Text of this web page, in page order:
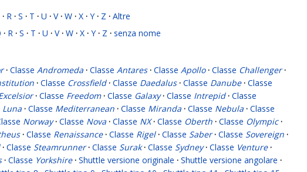
· R · S · T · U · V · W · X · Y · Z · Altre
· R · S · T · U · V · W · X · Y · Z · senza nome
· Classe Andromeda · Classe Antares · Classe Apollo · Classe Challenger ·
· Classe Crossfield · Classe Daedalus · Classe Danube · Classe
· Classe Freedom · Classe Galaxy · Classe Intrepid · Classe
Luna · Classe Mediterranean · Classe Miranda · Classe Nebula · Classe
Norway · Classe Nova · Classe NX · Classe Oberth · Classe Olympic ·
· Classe Renaissance · Classe Rigel · Classe Saber · Classe Sovereign ·
· Classe Steamrunner · Classe Surak · Classe Sydney · Classe Venture ·
· Classe Yorkshire · Shuttle versione originale · Shuttle versione angolare ·